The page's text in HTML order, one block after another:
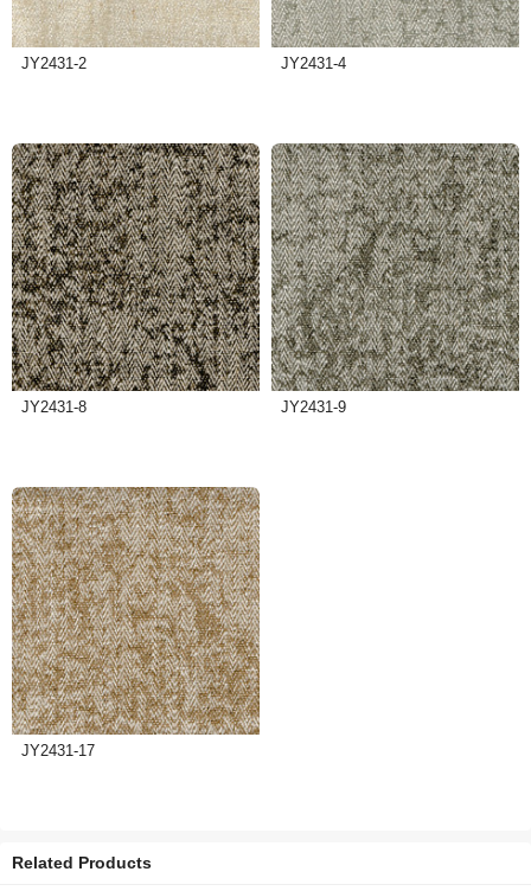
JY2431-2 JY2431-4
JY2431-8 JY2431-9
JY2431-17
Related Products